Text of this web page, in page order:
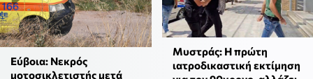
Εύβοια: Νεκρός
μοτοσικλετιστής μετά
Μυστράς: Η πρώτη
ιατροδικαστική εκτίμηση